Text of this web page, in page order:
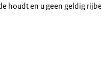
houdt en u geen geldig